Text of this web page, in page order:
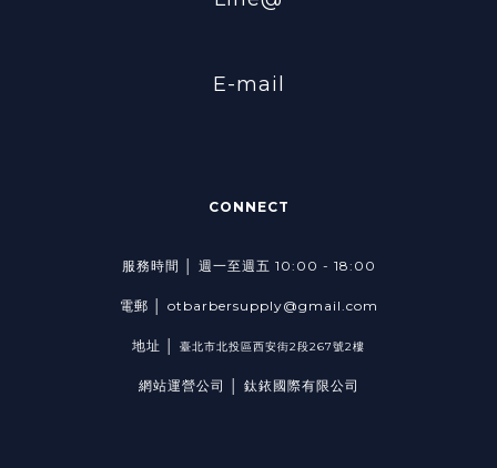
E-mail
CONNECT
服務時間 │ 週一至週五 10:00 - 18:00
電郵 │ otbarbersupply@gmail.com
地址 │ 臺北市北投區西安街2段267號2樓
網站運營公司 │ 鈦銥國際有限公司